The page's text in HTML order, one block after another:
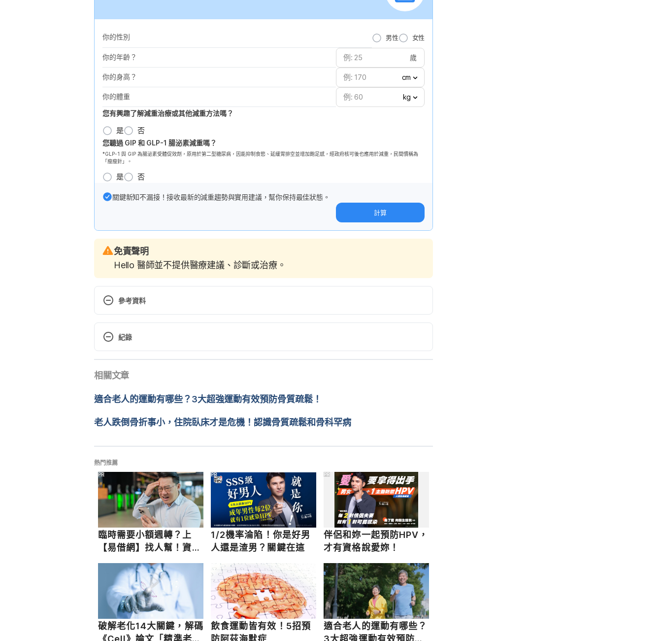
你的性別 男性 女性
你的年齡？ 歲
你的身高？ cm
你的體重
kg
您有興趣了解減重治療或其他減重方法嗎？
是 否
您聽過 GIP 和 GLP-1 腸泌素減重嗎？
*GLP-1 與 GIP 為腸泌素受體促效劑，原用於第二型糖尿病，因能抑制食慾、延緩胃排空並增加飽足感，經政府核可後也應用於減重，民間慣稱為
「瘦瘦針」。
是 否
關鍵新知不漏接！接收最新的減重趨勢與實用建議，幫你保持最佳狀態。
計算
免責聲明
Hello 醫師並不提供醫療建議、診斷或治療。
參考資料
https://www.medicalnewstoday.com/articles/318501.php
aging#1
紀錄
2022/03/08
醫學審稿： 賴建翰醫師
由
Karen Lin 更新
相關文章
適合老人的運動有哪些？3大超強運動有效預防骨質疏鬆！
老人跌倒骨折事小，住院臥床才是危機！認識骨質疏鬆和骨科罕病
熱門推薦
臨時需要小額週轉？上
【易借網】找人幫！資金
PR
1/2機率淪陷！你是好男
人還是渣男？關鍵在這
PR
伴侶和妳一起預防HPV，
才有資格說愛妳！
PR
破解老化14大關鍵，解碼
《Cell》論文「精準老化
飲食運動皆有效！5招預
防阿茲海默症
適合老人的運動有哪些？
3大超強運動有效預防骨